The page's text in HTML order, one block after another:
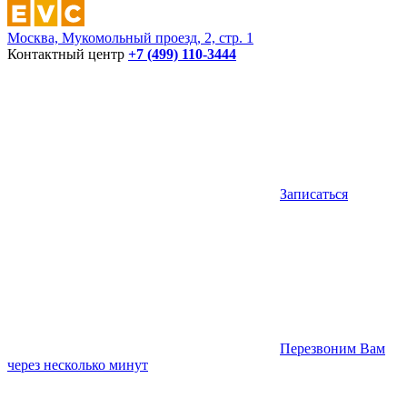
Москва, Мукомольный проезд, 2, стр. 1
Контактный центр +7 (499) 110-3444
Записаться
Перезвоним Вам
через несколько минут